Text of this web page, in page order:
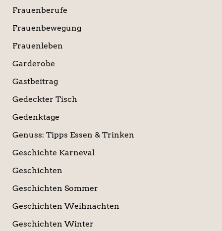
Frauenberufe
Frauenbewegung
Frauenleben
Garderobe
Gastbeitrag
Gedeckter Tisch
Gedenktage
Genuss: Tipps Essen & Trinken
Geschichte Karneval
Geschichten
Geschichten Sommer
Geschichten Weihnachten
Geschichten Winter